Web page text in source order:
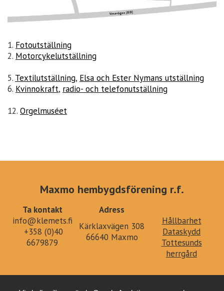
1. Fotoutställning
2. Motorcykelutställning
5. Textilutställning, Elsa och Ester Nymans utställning
6. Kvinnokraft, radio- och telefonutställning
12. Orgelmuséet
Maxmo hembygdsförening r.f.
Ta kontakt
Adress
info@klemets.fi
+358 (0)40
6679879
Kärklaxvägen 308
66640 Maxmo
Hållbarhet
Dataskydd
Tottesunds
herrgård